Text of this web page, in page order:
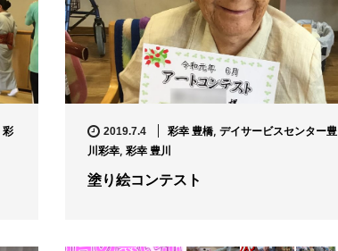
彩
2019.7.4 彩幸 豊橋, デイサービスセンター豊
川彩幸, 彩幸 豊川
塗り絵コンテスト